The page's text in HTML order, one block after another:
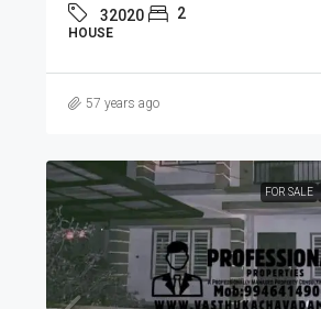
32020 2
HOUSE
57 years ago
FOR SALE